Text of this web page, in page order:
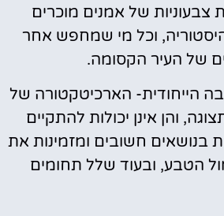
צבעוניות של אמנים מוכרים
וכל מי שמחפש אחר
של העיר הקסומה.
הייחודית- הארכיטקטורה של
והן אינן יכולות להתקיים
חשובים ומזמינות את
הטבע, ובעוד שלל תחומים